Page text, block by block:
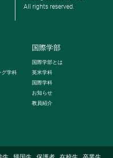
All rights reserved.
グ学科
国際学部
国際学部とは
英米学科
国際学科
お知らせ
教員紹介